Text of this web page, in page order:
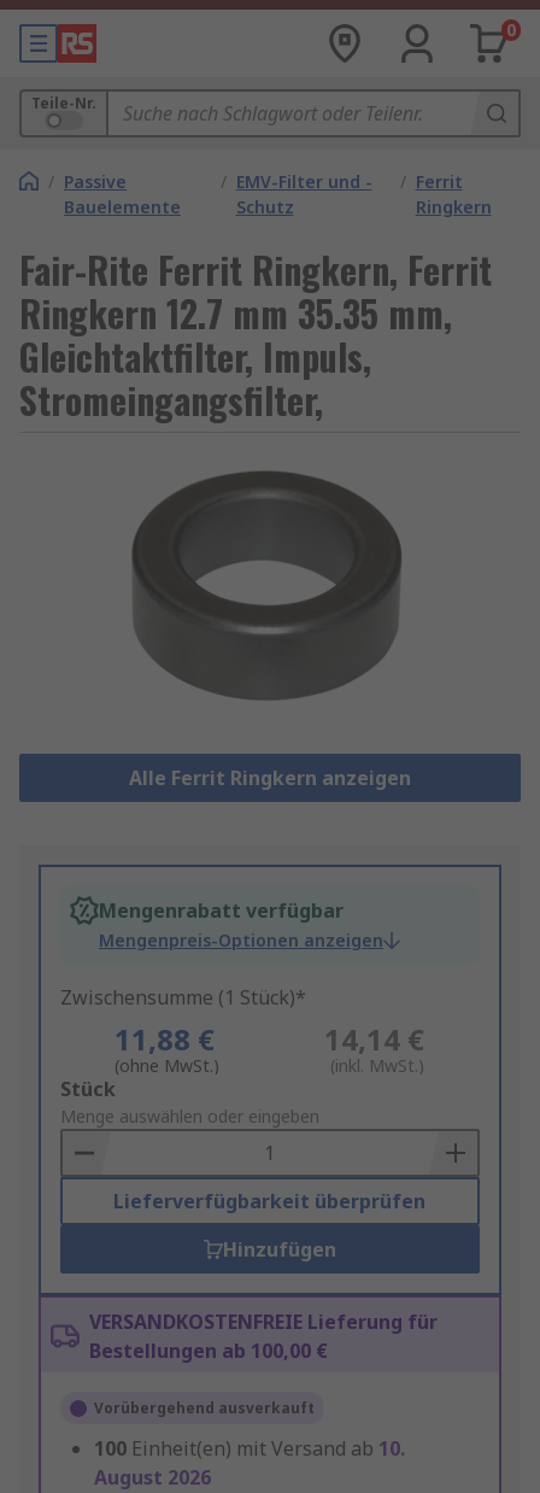
0
Teile-Nr.
/ Passive
Bauelemente
/ EMV-Filter und -
Schutz
/ Ferrit
Ringkern
Fair-Rite Ferrit Ringkern, Ferrit
Ringkern 12.7 mm 35.35 mm,
Gleichtaktfilter, Impuls,
Stromeingangsfilter,
Alle Ferrit Ringkern anzeigen
Mengenrabatt verfügbar
Mengenpreis-Optionen anzeigen
Zwischensumme (1 Stück)*
11,88 €
(ohne MwSt.)
14,14 €
(inkl. MwSt.)
Add
to
Basket
Stück
Menge auswählen oder eingeben
Lieferverfügbarkeit überprüfen
Hinzufügen
VERSANDKOSTENFREIE Lieferung für
Bestellungen ab 100,00 €
Vorübergehend ausverkauft
100 Einheit(en) mit Versand ab 10.
August 2026